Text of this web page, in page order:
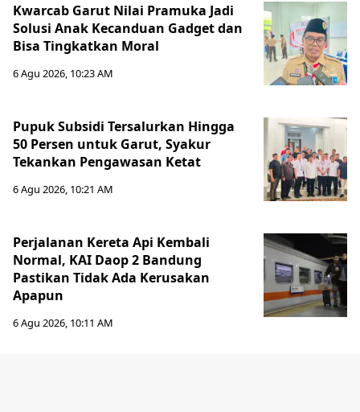
Kwarcab Garut Nilai Pramuka Jadi
Solusi Anak Kecanduan Gadget dan
Bisa Tingkatkan Moral
6 Agu 2026, 10:23 AM
Pupuk Subsidi Tersalurkan Hingga
50 Persen untuk Garut, Syakur
Tekankan Pengawasan Ketat
6 Agu 2026, 10:21 AM
Perjalanan Kereta Api Kembali
Normal, KAI Daop 2 Bandung
Pastikan Tidak Ada Kerusakan
Apapun
6 Agu 2026, 10:11 AM